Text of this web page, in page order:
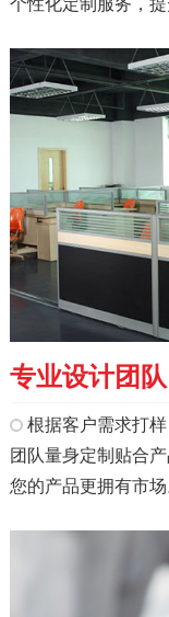
个性化定制服务，提
专业设计团
根据客户需求打
团队量身定制贴合
您的产品更拥有市场